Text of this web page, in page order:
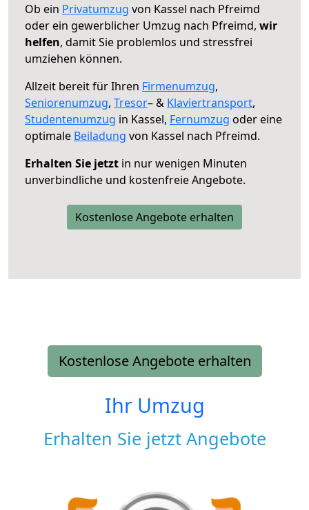
Ob ein Privatumzug von Kassel nach Pfreimd
oder ein gewerblicher Umzug nach Pfreimd, wir
helfen, damit Sie problemlos und stressfrei
umziehen können.
Allzeit bereit für Ihren Firmenumzug,
Seniorenumzug, Tresor– & Klaviertransport,
Studentenumzug in Kassel, Fernumzug oder eine
optimale Beiladung von Kassel nach Pfreimd.
Erhalten Sie jetzt in nur wenigen Minuten
unverbindliche und kostenfreie Angebote.
Kostenlose Angebote erhalten
Kostenlose Angebote erhalten
Ihr Umzug
Erhalten Sie jetzt Angebote